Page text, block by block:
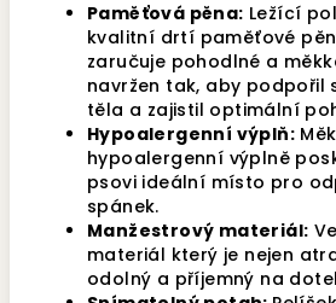
Paměťová pěna: Ležící
kvalitní drtí paměťové
zaručuje pohodlné a
navržen tak, aby podpořil
těla a zajistil optimální
Hypoalergenní výplň:
hypoalergenní výplně­
psovi ideální místo pro
spánek.
Manžestrový materiál:
materiál který je nejen
odolný a příjemný na